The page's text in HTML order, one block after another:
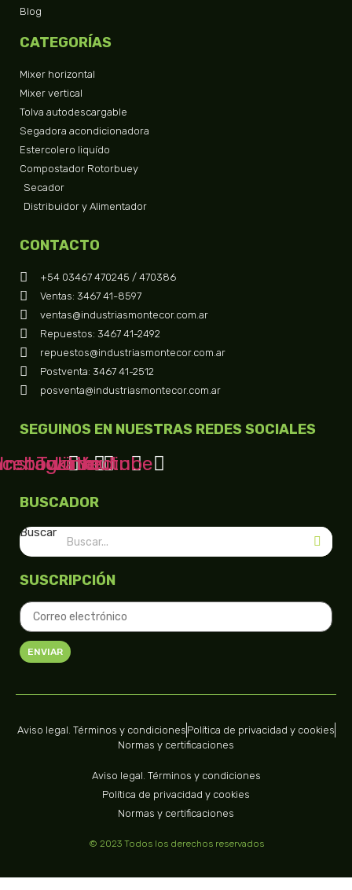
Blog
CATEGORÍAS
Mixer horizontal
Mixer vertical
Tolva autodescargable
Segadora acondicionadora
Estercolero liquído
Compostador Rotorbuey
Secador
Distribuidor y Alimentador
CONTACTO
+54 03467 470245 / 470386
Ventas: 3467 41-8597
ventas@industriasmontecor.com.ar
Repuestos: 3467 41-2492
repuestos@industriasmontecor.com.ar
Postventa: 3467 41-2512
posventa@industriasmontecor.com.ar
SEGUINOS EN NUESTRAS REDES SOCIALES
Instagram
Twitter
Linkedin
Youtube
BUSCADOR
Buscar
SUSCRIPCIÓN
ENVIAR
Aviso legal. Términos y condiciones Política de privacidad y cookies
Normas y certificaciones
Aviso legal. Términos y condiciones
Política de privacidad y cookies
Normas y certificaciones
© 2023 Todos los derechos reservados